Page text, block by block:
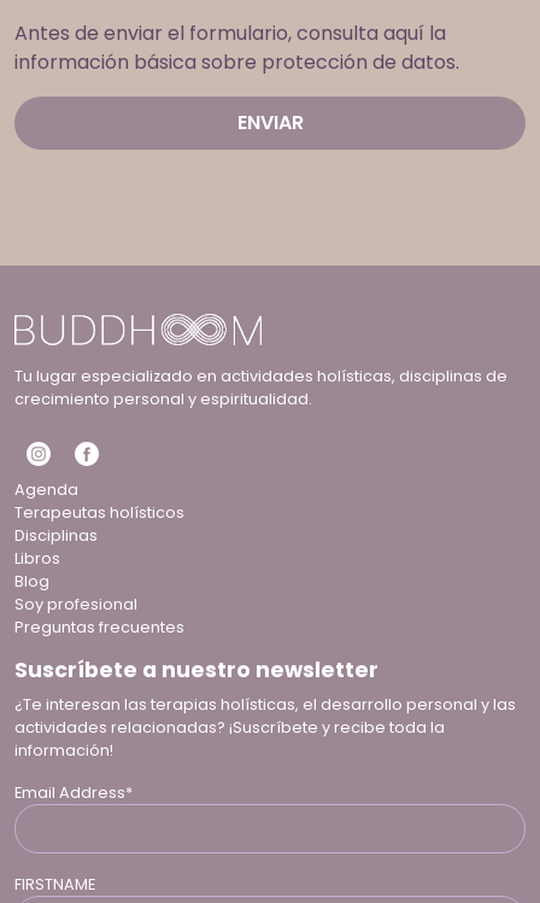
Antes de enviar el formulario, consulta aquí la
información básica sobre protección de datos.
Tu lugar especializado en actividades holísticas, disciplinas de
crecimiento personal y espiritualidad.
Agenda
Terapeutas holísticos
Disciplinas
Libros
Blog
Soy profesional
Preguntas frecuentes
Suscríbete a nuestro newsletter
¿Te interesan las terapias holísticas, el desarrollo personal y las
actividades relacionadas? ¡Suscríbete y recibe toda la
información!
Email Address*
FIRSTNAME